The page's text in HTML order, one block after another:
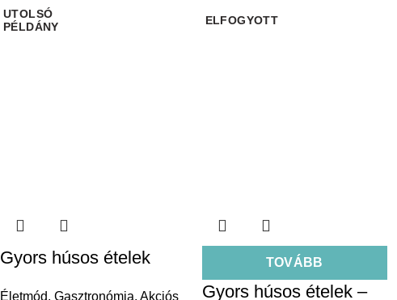
Gyors húsos ételek
Életmód, Gasztronómia, Akciós
ELFOGYOTT
TOVÁBB
Gyors húsos ételek –